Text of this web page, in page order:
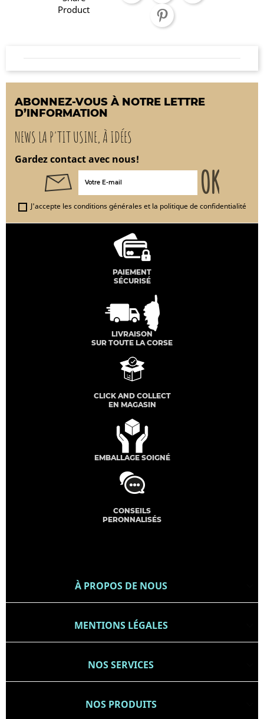
Product
ABONNEZ-VOUS À NOTRE LETTRE
D’INFORMATION
NEWS LA P'TIT USINE, À IDÉES
Gardez contact avec nous!
J'accepte les conditions générales et la politique de confidentialité
PAIEMENT
SÉCURISÉ
LIVRAISON
SUR TOUTE LA CORSE
CLICK AND COLLECT
EN MAGASIN
EMBALLAGE SOIGNÉ
CONSEILS
PERONNALISÉS
À PROPOS DE NOUS
MENTIONS LÉGALES
NOS SERVICES
NOS PRODUITS